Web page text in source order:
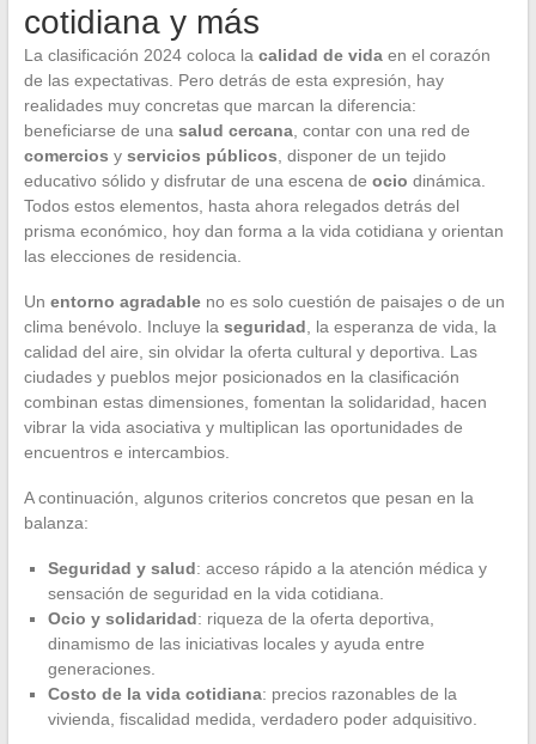
cotidiana y más
La clasificación 2024 coloca la calidad de vidaen el corazón
de las expectativas. Pero detrás de esta expresión, hay
realidades muy concretas que marcan la diferencia:
beneficiarse de una salud cercana, contar con una red de
comercios y servicios públicos , disponer de un tejido
educativo sólido y disfrutar de una escena de ocio dinámica.
Todos estos elementos, hasta ahora relegados detrás del
prisma económico, hoy dan forma a la vida cotidiana y orientan
las elecciones de residencia.
Un entorno agradableno es solo cuestión de paisajes o de un
clima benévolo. Incluye la seguridad , la esperanza de vida, la
calidad del aire, sin olvidar la oferta cultural y deportiva. Las
ciudades y pueblos mejor posicionados en la clasificación
combinan estas dimensiones, fomentan la solidaridad, hacen
vibrar la vida asociativa y multiplican las oportunidades de
encuentros e intercambios.
A continuación, algunos criterios concretos que pesan en la
balanza:
Seguridad y salud: acceso rápido a la atención médica y
sensación de seguridad en la vida cotidiana.
Ocio y solidaridad: riqueza de la oferta deportiva,
dinamismo de las iniciativas locales y ayuda entre
generaciones.
Costo de la vida cotidiana: precios razonables de la
vivienda, fiscalidad medida, verdadero poder adquisitivo.